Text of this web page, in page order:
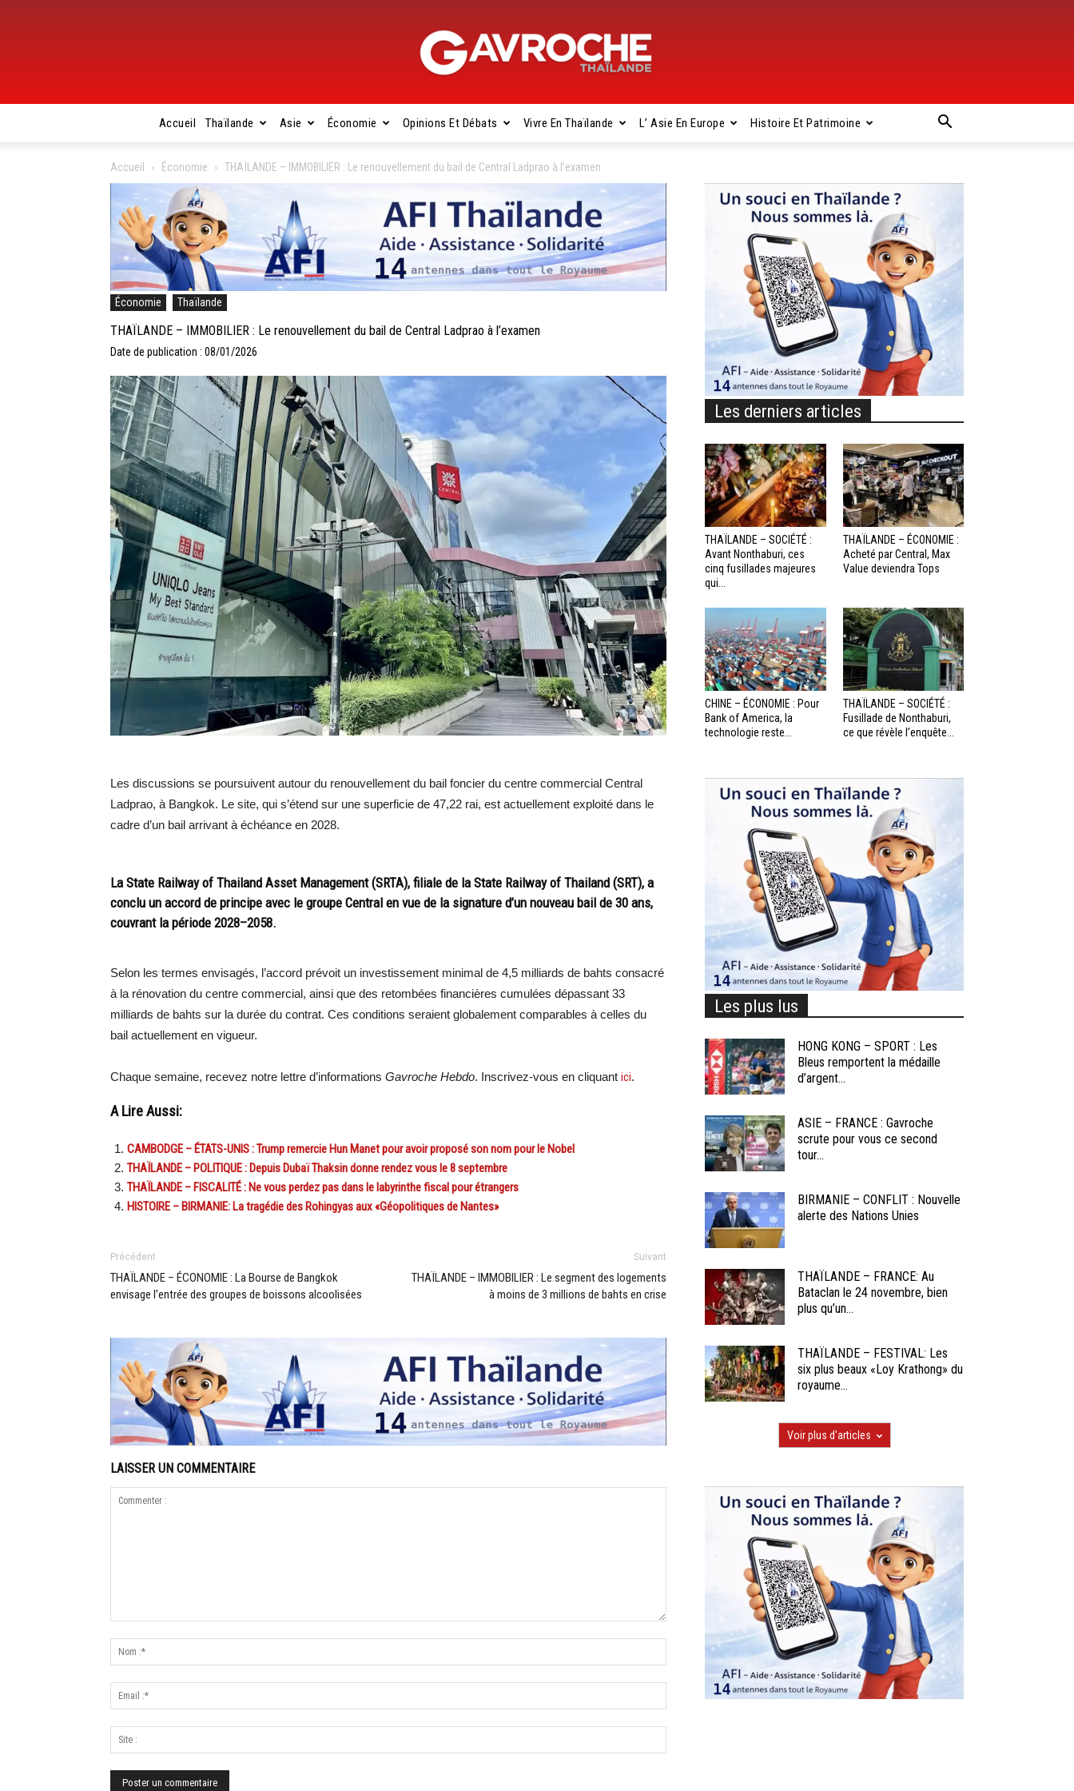
Gavroche
Thaïlande
Accueil Thaïlande Asie Économie Opinions Et Débats Vivre En Thaïlande L’ Asie En Europe Histoire Et Patrimoine
Accueil Économie THAÏLANDE – IMMOBILIER : Le renouvellement du bail de Central Ladprao à l’examen
Économie Thaïlande
THAÏLANDE – IMMOBILIER : Le renouvellement du bail de Central Ladprao à l’examen
Date de publication : 08/01/2026
Les discussions se poursuivent autour du renouvellement du bail foncier du centre commercial Central
Ladprao, à Bangkok. Le site, qui s’étend sur une superficie de 47,22 rai, est actuellement exploité dans le
cadre d’un bail arrivant à échéance en 2028.
La State Railway of Thailand Asset Management (SRTA), filiale de la State Railway of Thailand (SRT), a
conclu un accord de principe avec le groupe Central en vue de la signature d’un nouveau bail de 30 ans,
couvrant la période 2028–2058.
Selon les termes envisagés, l’accord prévoit un investissement minimal de 4,5 milliards de bahts consacré
à la rénovation du centre commercial, ainsi que des retombées financières cumulées dépassant 33
milliards de bahts sur la durée du contrat. Ces conditions seraient globalement comparables à celles du
bail actuellement en vigueur.
Chaque semaine, recevez notre lettre d’informations Gavroche Hebdo. Inscrivez-vous en cliquant ici.
A Lire Aussi:
CAMBODGE – ÉTATS-UNIS : Trump remercie Hun Manet pour avoir proposé son nom pour le Nobel
THAÏLANDE – POLITIQUE : Depuis Dubaï Thaksin donne rendez vous le 8 septembre
THAÏLANDE – FISCALITÉ : Ne vous perdez pas dans le labyrinthe fiscal pour étrangers
HISTOIRE – BIRMANIE: La tragédie des Rohingyas aux «Géopolitiques de Nantes»
Précédent
THAÏLANDE – ÉCONOMIE : La Bourse de Bangkok
envisage l’entrée des groupes de boissons alcoolisées
Suivant
THAÏLANDE – IMMOBILIER : Le segment des logements
à moins de 3 millions de bahts en crise
LAISSER UN COMMENTAIRE
Les derniers articles
THAÏLANDE – SOCIÉTÉ :
Avant Nonthaburi, ces
cinq fusillades majeures
qui...
THAÏLANDE – ÉCONOMIE :
Acheté par Central, Max
Value deviendra Tops
CHINE – ÉCONOMIE : Pour
Bank of America, la
technologie reste...
THAÏLANDE – SOCIÉTÉ :
Fusillade de Nonthaburi,
ce que révèle l’enquête...
Les plus lus
HONG KONG – SPORT : Les
Bleus remportent la médaille
d’argent...
ASIE – FRANCE : Gavroche
scrute pour vous ce second
tour...
BIRMANIE – CONFLIT : Nouvelle
alerte des Nations Unies
THAÏLANDE – FRANCE: Au
Bataclan le 24 novembre, bien
plus qu’un...
THAÏLANDE – FESTIVAL: Les
six plus beaux «Loy Krathong» du
royaume...
Voir plus d'articles